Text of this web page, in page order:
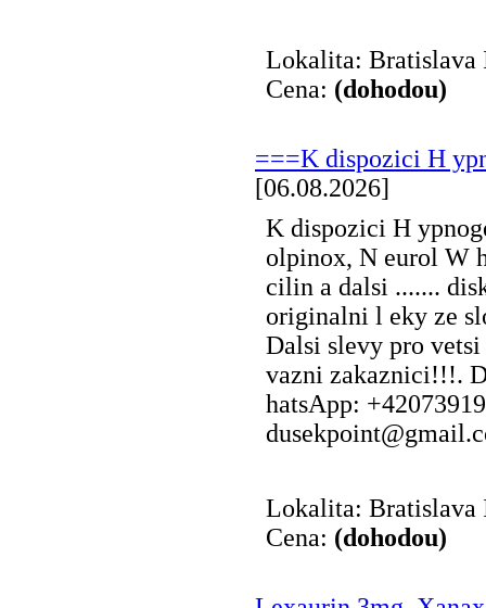
Lokalita: Bratislava
Cena: (dohodou)
===K dispozici H
[06.08.2026]
K dispozici H
olpinox, N eurol W
cilin a dalsi .......
originalni l eky ze
Dalsi slevy pro
vazni zakaznici!!!.
hatsApp:
Lokalita: Bratislava
Cena: (dohodou)